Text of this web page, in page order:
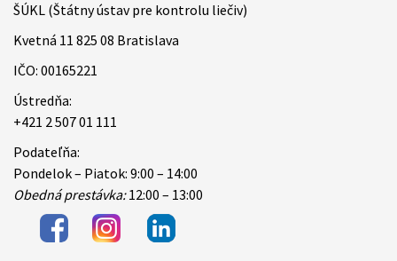
ŠÚKL (Štátny ústav pre kontrolu liečiv)
Kvetná 11 825 08 Bratislava
IČO: 00165221
Ústredňa:
+421 2 507 01 111
Podateľňa:
Pondelok – Piatok: 9:00 – 14:00
Obedná prestávka:12:00 – 13:00